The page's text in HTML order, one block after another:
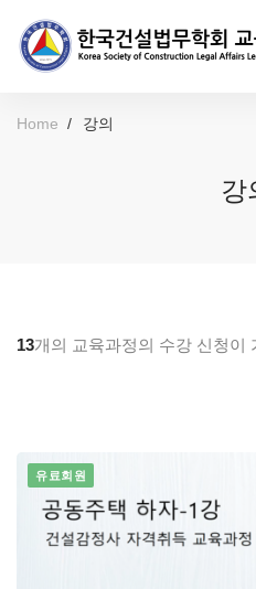
Home 강의
강
13개의 교육과정의 수강 신청이
유료회원